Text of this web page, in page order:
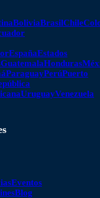
BoliviaBrasilChile
EspañaEstados
GuatemalaHonduras
ParaguayPerúPuerto
UruguayVenezuela
Eventos
Blog